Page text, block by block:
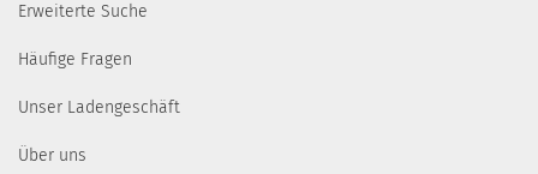
Erweiterte Suche
Häufige Fragen
Unser Ladengeschäft
Über uns